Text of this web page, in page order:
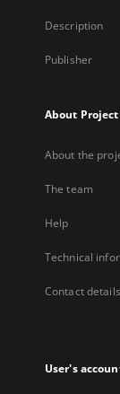
Description
Publisher
About Project
About the
The team
Help
Technical
Contact details
User's